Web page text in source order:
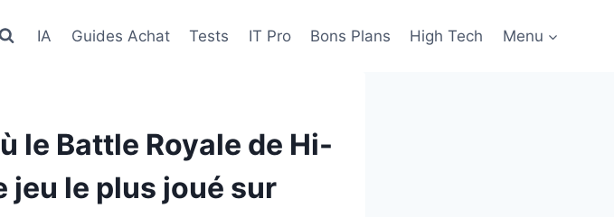
IA Guides Achat Tests IT Pro Bons Plans High Tech Menu
le Battle Royale de Hi-
jeu le plus joué sur